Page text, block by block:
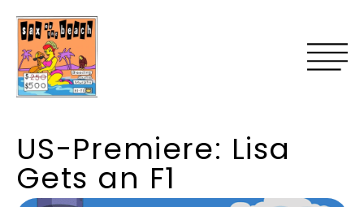
US-Premiere: Lisa
Gets an F1